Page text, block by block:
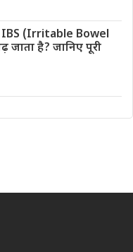
IBS (Irritable Bowel
जाता है? जानिए पूरी